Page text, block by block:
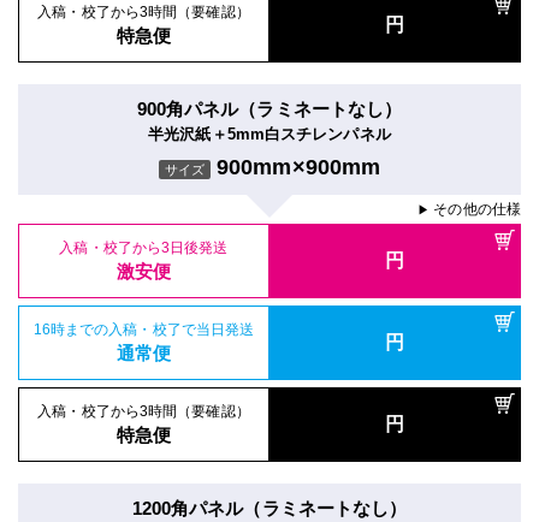
入稿・校了から3時間（要確認）
特急便 円
900角パネル（ラミネートなし）
半光沢紙＋5mm白スチレンパネル
サイズ 900mm×900mm
▶ その他の仕様
入稿・校了から3日後発送
激安便 円
16時までの入稿・校了で当日発送
通常便 円
入稿・校了から3時間（要確認）
特急便 円
1200角パネル（ラミネートなし）